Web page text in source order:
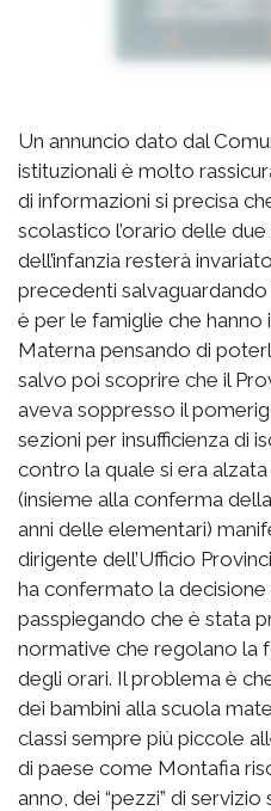
Un annuncio dato dal
istituzionali è molto
di informazioni si precisa
scolastico l’orario delle
dell’infanzia resterà
precedenti
è per le famiglie che hanno
Materna pensando di
salvo poi scoprire che il
aveva soppresso il
sezioni per insufficienza di
contro la quale si era
(insieme alla conferma
anni delle elementari)
dirigente dell’Ufficio
ha confermato la decisione
passpiegando che è stata
normative che regolano la
degli orari. Il problema è
dei bambini alla scuola
classi sempre più piccole
di paese come Montafia
anno, dei “pezzi” di